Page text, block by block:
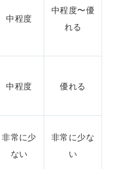
中程度
中程度〜優
れる
中程度 優れる
非常に少
ない
非常に少な
い